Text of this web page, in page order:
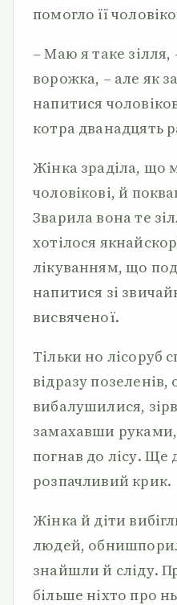
помогло її
– Маю я таке зілля,
ворожка, – але як
напитися
котра дванадцять
Жінка зраділа, що
чоловікові, й
Зварила вона те
хотілося
лікуванням, що
напитися зі
висвяченої.
Тільки но лісоруб
відразу позеленів,
вибалушилися,
замахавши руками,
погнав до лісу. Ще
розпачливий крик.
Жінка й діти
людей,
знайшли й сліду.
більше ніхто про